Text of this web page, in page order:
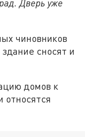
Дверь уже
чиновников
сносят и
домов к
относятся